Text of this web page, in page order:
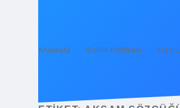
Anasayfa Gizlilik Politikası Yasal